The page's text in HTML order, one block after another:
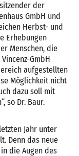
der
GmbH und
Herbst- und
Erhebungen
Menschen, die
GmbH
aufgestellten
Möglichkeit nicht
dazu soll mit
so Dr. Baur.
Jahr unter
Denn das neue
die Augen des